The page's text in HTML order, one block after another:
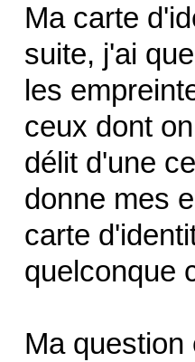
Ma carte
suite, j'ai
les
ceux dont
délit d'une
donne mes
carte
quelconque
Ma